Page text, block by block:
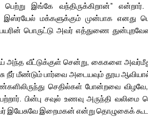
பெற்று இங்கே வந்திருக்கிறான்”
இஸ்ரயேல் மக்களுக்கும் முன்பாக எனது
பொருட்டு அவர் எத்துணை
அந்த வீட்டுக்குள் சென்று, கைகளை
மீண்டும் பார்வை அடையவும் தூய
செதில்கள் போன்றவை
பின்பு சவுல் உணவு அருந்தி
இயேசுவே இறைமகன் என்று தொழுகைக்